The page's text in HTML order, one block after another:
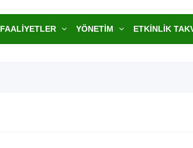
FAALIYETLER YÖNETIM ETKINLIK